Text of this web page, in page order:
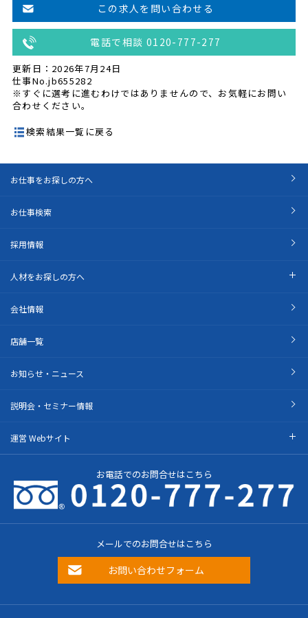
この求人を問い合わせる
電話で相談 0120-777-277
更新日：2026年7月24日
仕事No.jb655282
※すぐに選考に進むわけではありませんので、お気軽にお問い
合わせください。
検索結果一覧に戻る
お仕事をお探しの方へ
お仕事検索
採用情報
人材をお探しの方へ
会社情報
店舗一覧
お知らせ・ニュース
説明会・セミナー情報
運営 Webサイト
お電話でのお問合せはこちら
メールでのお問合せはこちら
お問い合わせフォーム